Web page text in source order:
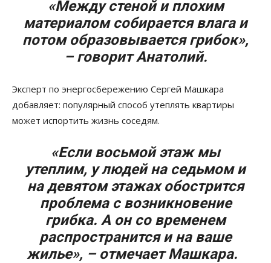
«Между стеной и плохим
материалом собирается влага и
потом образовывается грибок»,
– говорит Анатолий.
Эксперт по энергосбережению Сергей Машкара
добавляет: популярный способ утеплять квартиры
может испортить жизнь соседям.
«Если восьмой этаж мы
утеплим, у людей на седьмом и
на девятом этажах обострится
проблема с возникновение
грибка. А он со временем
распространится и на ваше
жилье», – отмечает Машкара.